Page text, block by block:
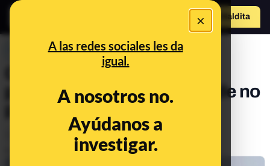
×
A las redes sociales les da
igual.
A nosotros no.
Ayúdanos a
investigar.
Hazte Maldito
a
PREBUNKING
Ceguera facial o
prosopagnosia: el porqué de no
poder reconocer una cara
Mar 28, 2022, 9:14:00 AM